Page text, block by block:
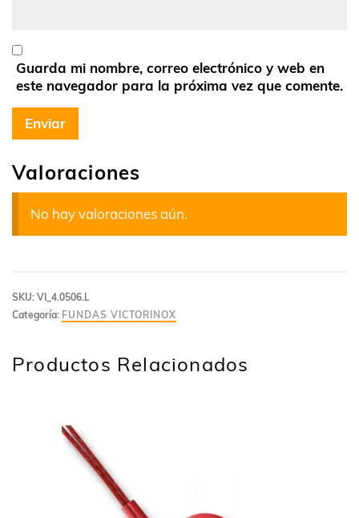
Valoraciones
No hay valoraciones aún.
Guarda mi nombre, correo electrónico y web en
este navegador para la próxima vez que comente.
SKU: VI_4.0506.L
Categoría: FUNDAS VICTORINOX
Productos Relacionados